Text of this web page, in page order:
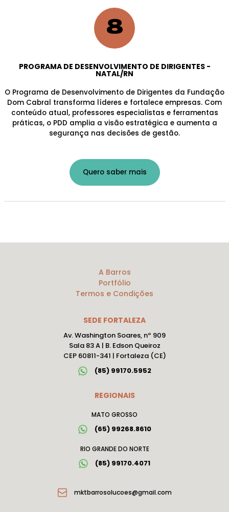
8
PROGRAMA DE DESENVOLVIMENTO DE DIRIGENTES -
NATAL/RN
O Programa de Desenvolvimento de Dirigentes da Fundação
Dom Cabral transforma líderes e fortalece empresas. Com
conteúdo atual, professores especialistas e ferramentas
práticas, o PDD amplia a visão estratégica e aumenta a
segurança nas decisões de gestão.
Quero saber mais
A Barros
Portfólio
Termos e Condições
SEDE FORTALEZA
Av. Washington Soares, nº 909
Sala 83 A | B. Edson Queiroz
CEP 60811-341 | Fortaleza (CE)
(85) 99170.5952
REGIONAIS
MATO GROSSO
(65) 99268.8610
RIO GRANDE DO NORTE
(85) 99170.4071
mktbarrosolucoes@gmail.com